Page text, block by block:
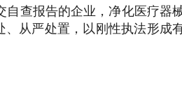
自查报告的企业，净化医疗器
从严处置，以刚性执法形成